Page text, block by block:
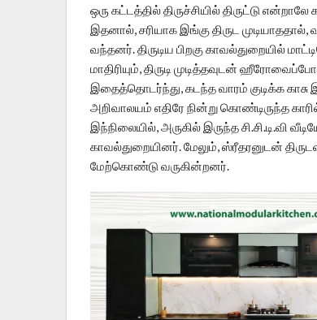
ஒரு கட்டத்தில் திருச்சியில் திருட்டு
இதனால், சரியாக இங்கு திருட
வந்தனர். திருடிய பிறகு காவல்துறையில்
மாதிரியும், திருடி முடித்தவுடன்
இதைத்தொடர்ந்து, கடந்த வாரம் குடிக்க காசு
அறிவாலயம் எதிரே நின்று கொண்டிருந்த
இந்நிலையில், அருகில் இருந்த சி.சி.டி.வி
காவல்துறையினர். மேலும், ஸ்ரீதரனுடன்
மேற்கொண்டு வருகின்றனர்.